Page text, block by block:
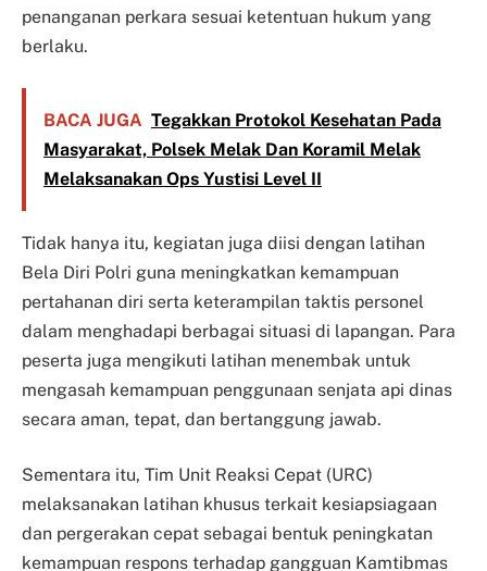
penanganan perkara sesuai ketentuan hukum yang
berlaku.
BACA JUGA Tegakkan Protokol Kesehatan Pada
Masyarakat, Polsek Melak Dan Koramil Melak
Melaksanakan Ops Yustisi Level II
Tidak hanya itu, kegiatan juga diisi dengan latihan
Bela Diri Polri guna meningkatkan kemampuan
pertahanan diri serta keterampilan taktis personel
dalam menghadapi berbagai situasi di lapangan. Para
peserta juga mengikuti latihan menembak untuk
mengasah kemampuan penggunaan senjata api dinas
secara aman, tepat, dan bertanggung jawab.
Sementara itu, Tim Unit Reaksi Cepat (URC)
melaksanakan latihan khusus terkait kesiapsiagaan
dan pergerakan cepat sebagai bentuk peningkatan
kemampuan respons terhadap gangguan Kamtibmas